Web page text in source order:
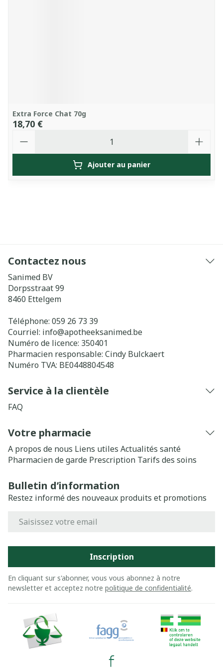
Extra Force Chat 70g
18,70 €
Ajouter au panier
Contactez nous
Sanimed BV
Dorpsstraat 99
8460 Ettelgem
Téléphone: 059 26 73 39
Courriel: info@apotheeksanimed.be
Numéro de licence: 350401
Pharmacien responsable: Cindy Bulckaert
Numéro TVA: BE0448804548
Service à la clientèle
FAQ
Votre pharmacie
A propos de nous Liens utiles Actualités santé
Pharmacien de garde Prescription Tarifs des soins
Bulletin d’information
Restez informé des nouveaux produits et promotions
Inscription
En cliquant sur s'abonner, vous vous abonnez à notre
newsletter et acceptez notre politique de confidentialité.